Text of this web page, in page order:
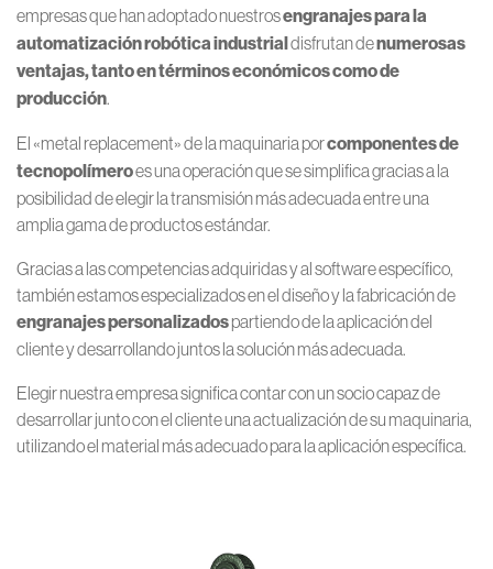
empresas que han adoptado nuestrosengranajes para la
automatización robótica industrialdisfrutan denumerosas
ventajas, tanto en términos económicos como de
producción.
El «metal replacement» de la maquinaria porcomponentes de
tecnopolímeroes una operación que se simplifica gracias a la
posibilidad de elegir la transmisión más adecuada entre una
amplia gama de productos estándar.
Gracias a las competencias adquiridas y al software específico,
también estamos especializados en el diseño y la fabricación de
engranajes personalizadospartiendo de la aplicación del
cliente y desarrollando juntos la solución más adecuada.
Elegir nuestra empresa significa contar con un socio capaz de
desarrollar junto con el cliente una actualización de su maquinaria,
utilizando el material más adecuado para la aplicación específica.